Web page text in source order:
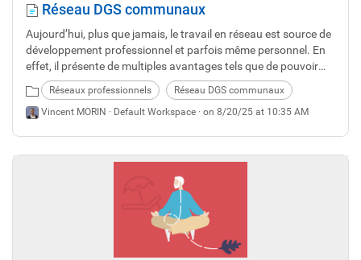
Réseau DGS communaux
Aujourd’hui, plus que jamais, le travail en réseau est source de
développement professionnel et parfois même personnel. En
effet, il présente de multiples avantages tels que de pouvoir
bénéficier d’un retour d’expérience, d’un partage de pratiques,
d’initiatives innovantes, et de rompre l’isolement le cas
échéant.
Réseaux professionnels
Réseau DGS communaux
Vincent MORIN · Default Workspace · on 8/20/25 at 10:35 AM